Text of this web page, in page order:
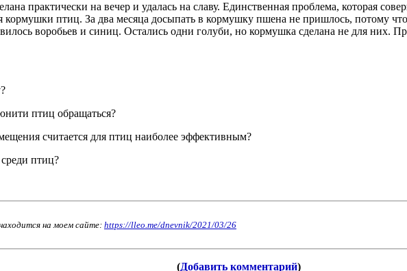
практически на вечер и удалась на славу. Единственная проблема, которая
кормушки птиц. За два месяца досыпать в кормушку пшена не пришлось, потому
воробьев и синиц. Остались одни голуби, но кормушка сделана не для них.
птиц обращаться?
считается для птиц наиболее эффективным?
птиц?
на моем сайте: https://lleo.me/dnevnik/2021/03/26
(Добавить комментарий)